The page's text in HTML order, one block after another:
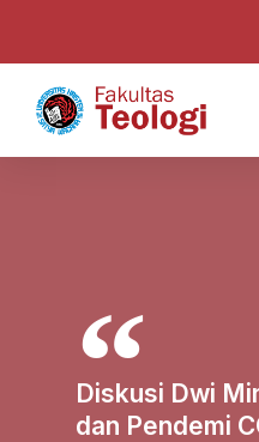
Diskusi Dwi
dan Pendemi